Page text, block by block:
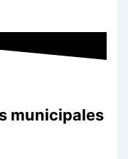
municipales